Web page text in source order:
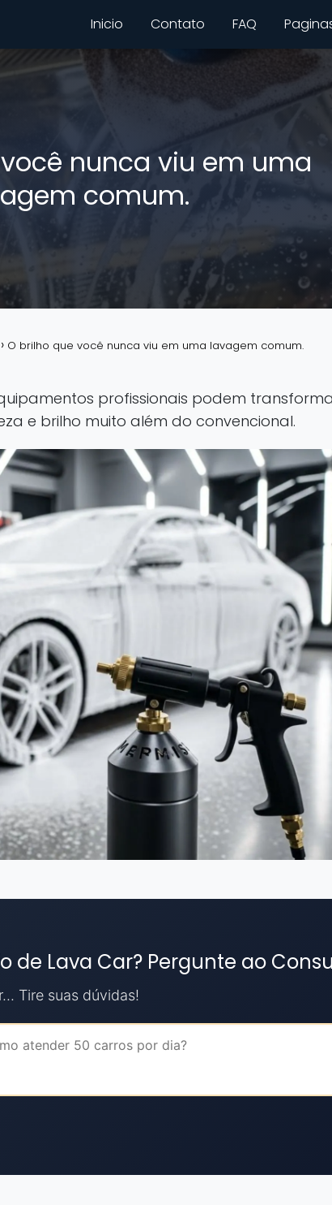
Inicio Contato FAQ
nunca viu em uma
comum.
O brilho que você nunca viu em uma lavagem comum.
profissionais podem
e brilho muito além do convencional.
de Lava Car? Pergunte ao
Tire suas dúvidas!